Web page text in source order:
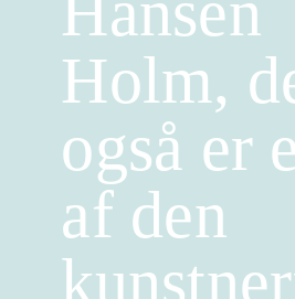
Holm,
også er
af den